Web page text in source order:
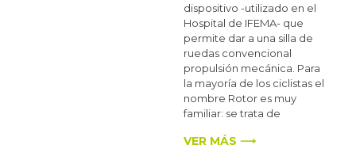
dispositivo -utilizado en el
Hospital de IFEMA- que
permite dar a una silla de
ruedas convencional
propulsión mecánica. Para
la mayoría de los ciclistas el
nombre Rotor es muy
familiar: se trata de
VER MÁS ⟶